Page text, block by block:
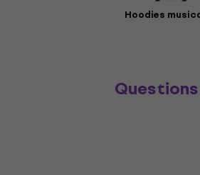
Hoodies
Questions